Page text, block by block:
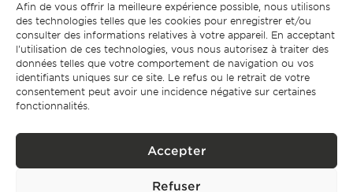
Afin de vous offrir la meilleure expérience possible, nous utilisons
des technologies telles que les cookies pour enregistrer et/ou
consulter des informations relatives à votre appareil. En acceptant
l'utilisation de ces technologies, vous nous autorisez à traiter des
données telles que votre comportement de navigation ou vos
identifiants uniques sur ce site. Le refus ou le retrait de votre
consentement peut avoir une incidence négative sur certaines
fonctionnalités.
Accepter
Refuser
BUREAU DE LISBONNE
Rua Castilho 57,4º Dto,
1250-070 Lisbonne,
Portugal